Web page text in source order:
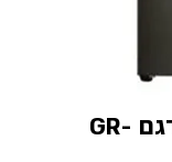
מקרר 4 דלתות 653 ליטר LG​ דגם GR-